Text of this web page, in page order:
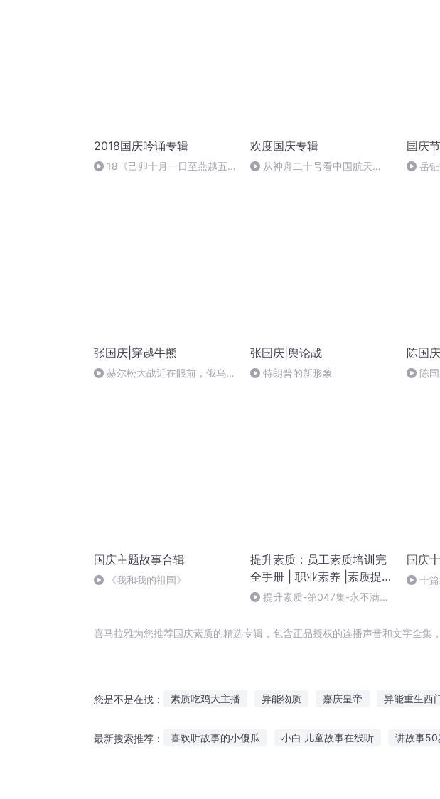
2018国庆吟诵专辑
18《己卯十月一日至燕越五
欢度国庆专辑
从神舟二十号看中国航天
国庆
岳
张国庆|穿越牛熊
赫尔松大战近在眼前，俄乌冲
张国庆|舆论战
特朗普的新形象
陈国
陈
国庆主题故事合辑
《我和我的祖国》
提升素质：员工素质培训完
全手册 | 职业素养 |素质提
升 提升素质-第047集-永不满
国庆
十
喜马拉雅为您推荐国庆素质的精选专辑，包含正品授权的连播声音和文字全集
您是不是在找： 素质吃鸡大主播 异能物质 嘉庆皇帝 异能重生西
最新搜索推荐： 喜欢听故事的小傻瓜 小白 儿童故事在线听 讲故事50